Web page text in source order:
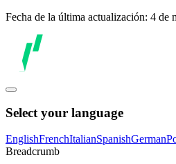
Fecha de la última actualización: 4 de
Select your language
EnglishFrenchItalianSpanishGerman
Breadcrumb